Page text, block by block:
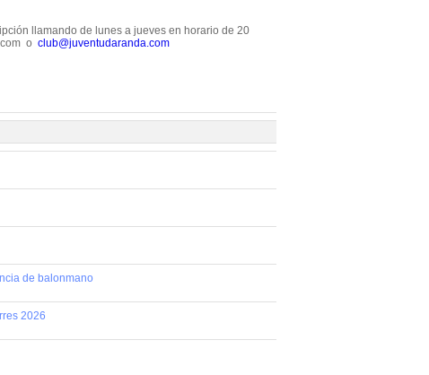
llamando de lunes a jueves en horario de 20
o club@juventudaranda.com
de balonmano
2026